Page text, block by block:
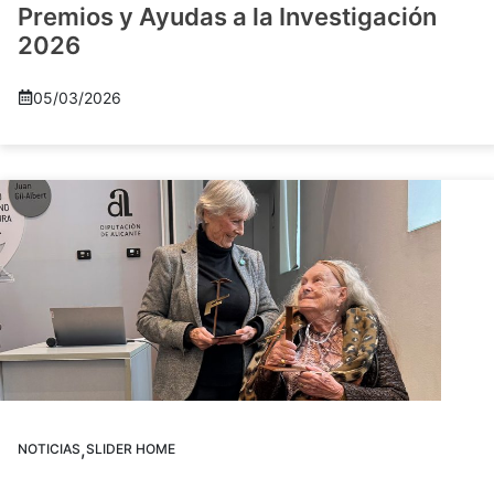
Premios y Ayudas a la Investigación
2026
05/03/2026
NOTICIAS,SLIDER HOME